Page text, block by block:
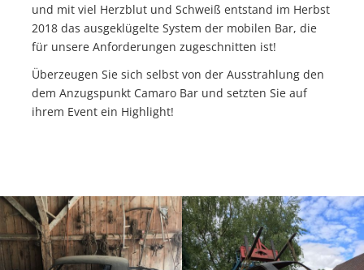
und mit viel Herzblut und Schweiß entstand im Herbst
2018 das ausgeklügelte System der mobilen Bar, die
für unsere Anforderungen zugeschnitten ist!
Überzeugen Sie sich selbst von der Ausstrahlung den
dem Anzugspunkt Camaro Bar und setzten Sie auf
ihrem Event ein Highlight!